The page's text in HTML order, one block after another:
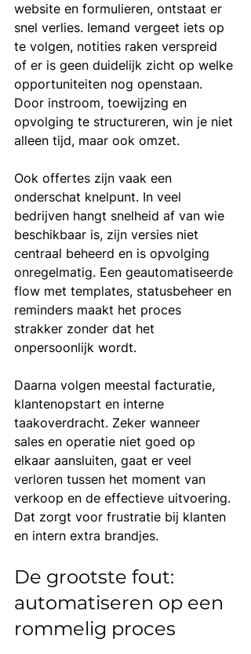
website en formulieren, ontstaat er
snel verlies. Iemand vergeet iets op
te volgen, notities raken verspreid
of er is geen duidelijk zicht op welke
opportuniteiten nog openstaan.
Door instroom, toewijzing en
opvolging te structureren, win je niet
alleen tijd, maar ook omzet.
Ook offertes zijn vaak een
onderschat knelpunt. In veel
bedrijven hangt snelheid af van wie
beschikbaar is, zijn versies niet
centraal beheerd en is opvolging
onregelmatig. Een geautomatiseerde
flow met templates, statusbeheer en
reminders maakt het proces
strakker zonder dat het
onpersoonlijk wordt.
Daarna volgen meestal facturatie,
klantenopstart en interne
taakoverdracht. Zeker wanneer
sales en operatie niet goed op
elkaar aansluiten, gaat er veel
verloren tussen het moment van
verkoop en de effectieve uitvoering.
Dat zorgt voor frustratie bij klanten
en intern extra brandjes.
De grootste fout:
automatiseren op een
rommelig proces